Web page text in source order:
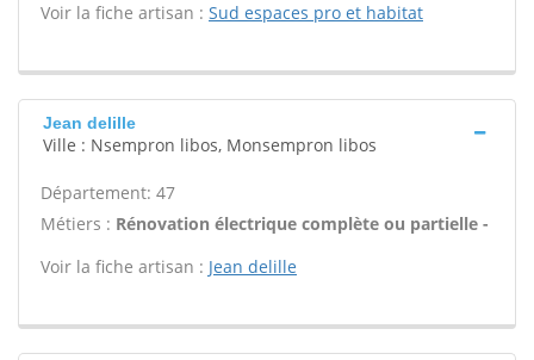
Voir la fiche artisan : Sud espaces pro et habitat
Jean delille
Ville : Nsempron libos, Monsempron libos
Département: 47
Métiers : Rénovation électrique complète ou partielle -
Voir la fiche artisan : Jean delille